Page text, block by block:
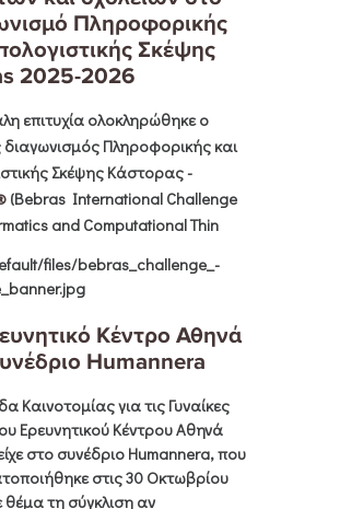
Πληροφορικής
Σκέψης
2025-2026
επιτυχία ολοκληρώθηκε ο
διαγωνισμός Πληροφορικής και
Σκέψης Κάστορας-
(Bebras International Challenge
and Computational Thin
files/bebras_challenge_-
Κέντρο Αθηνά
Humannera
Καινοτομίας για τις Γυναίκες
Ερευνητικού Κέντρου Αθηνά
στο συνέδριο Humannera,που
στις30 Οκτωβρίου
θέμα τη σύγκλιση αν